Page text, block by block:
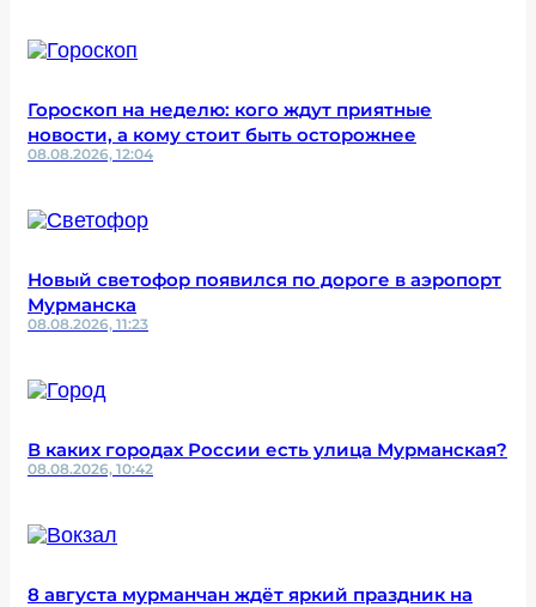
Гороскоп на неделю: кого ждут приятные
новости, а кому стоит быть осторожнее
08.08.2026, 12:04
Новый светофор появился по дороге в аэропорт
Мурманска
08.08.2026, 11:23
В каких городах России есть улица Мурманская?
08.08.2026, 10:42
8 августа мурманчан ждёт яркий праздник на